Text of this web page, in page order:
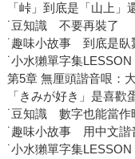
「峠」到底是「山上」
˙豆知識 不要再裝了
˙趣味小故事 到底是臥
˙小水獺單字集LESSON
第5章 無厘頭諧音哏：
「きみが好き」是喜歡
˙豆知識 數字也能當作
˙趣味小故事 用中文諧
˙小水獺單字集LESSON